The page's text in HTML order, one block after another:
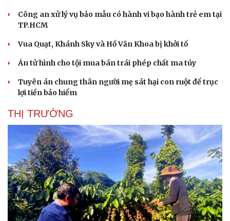
Công an xử lý vụ bảo mẫu có hành vi bạo hành trẻ em tại
TP.HCM
Vua Quạt, Khánh Sky và Hồ Văn Khoa bị khởi tố
Án tử hình cho tội mua bán trái phép chất ma túy
Tuyên án chung thân người mẹ sát hại con ruột để trục
lợi tiền bảo hiểm
THỊ TRƯỜNG